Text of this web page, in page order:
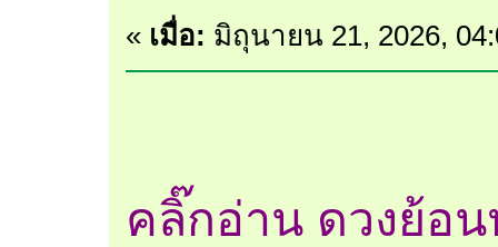
« เมื่อ: มิถุนายน 21, 2026,
คลิ๊กอ่าน ดวงย้อ